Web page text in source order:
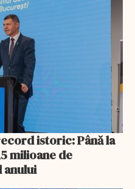
istoric: Până la
milioane de
anului